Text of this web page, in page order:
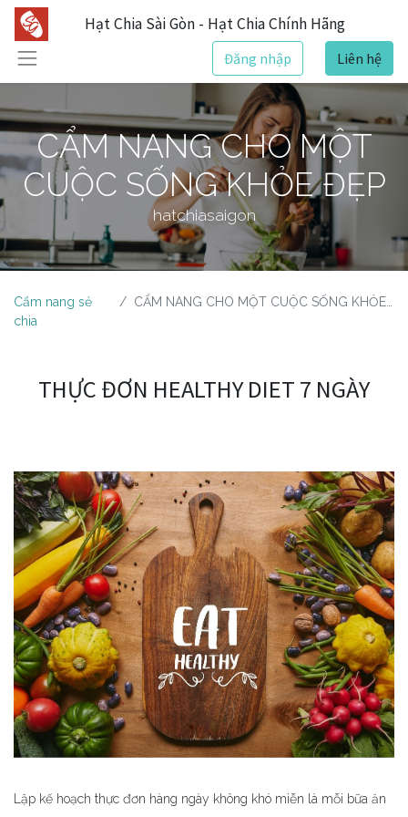
Hạt Chia Sài Gòn - Hạt Chia Chính Hãng
Đăng nhập Liên hệ
CẨM NANG CHO MỘT
CUỘC SỐNG KHỎE ĐẸP
hatchiasaigon
Cẩm nang sẻ
chia
CẨM NANG CHO MỘT CUỘC SỐNG KHỎE ĐẸP
THỰC ĐƠN HEALTHY DIET 7 NGÀY
Lập kế hoạch thực đơn hàng ngày không khó miễn là mỗi bữa ăn